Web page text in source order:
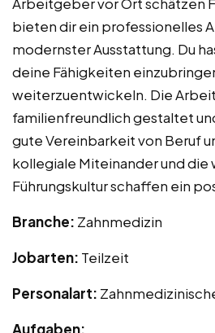
Arbeitgeber vor Ort schätzen
bieten dir ein professionelles
modernster Ausstattung. Du
deine Fähigkeiten
weiterzuentwickeln. Die
familienfreundlich gestaltet
gute Vereinbarkeit von Beruf
kollegiale Miteinander und
Führungskultur schaffen ein
Branche: Zahnmedizin
Jobarten: Teilzeit
Personalart:
Aufgaben: